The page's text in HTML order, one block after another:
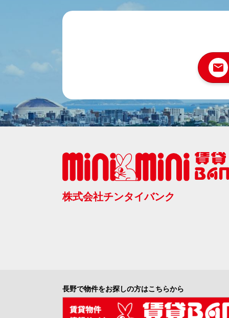
株式会社チンタイバンク
長野で物件をお探しの方はこちらから